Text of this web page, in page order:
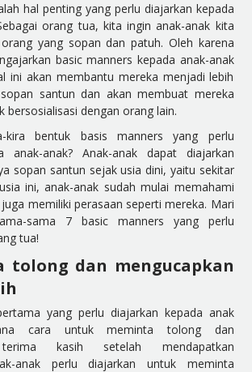
hal penting yang perlu diajarkan kepada
orang tua, kita ingin anak-anak kita
yang sopan dan patuh. Oleh karena
basic manners kepada anak-anak
ini akan membantu mereka menjadi lebih
santun dan akan membuat mereka
bersosialisasi dengan orang lain.
kira bentuk basis manners yang perlu
anak-anak? Anak-anak dapat diajarkan
sopan santun sejak usia dini, yaitu sekitar
ini, anak-anak sudah mulai memahami
memiliki perasaan seperti mereka. Mari
sama 7 basic manners yang perlu
tua!
tolong dan mengucapkan
yang perlu diajarkan kepada anak
cara untuk meminta tolong dan
terima kasih setelah mendapatkan
anak perlu diajarkan untuk meminta